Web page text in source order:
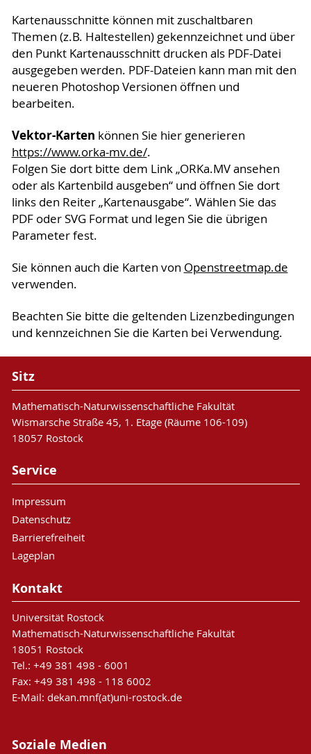
Kartenausschnitte können mit zuschaltbaren
Themen (z.B. Haltestellen) gekennzeichnet und über
den Punkt Kartenausschnitt drucken als PDF-Datei
ausgegeben werden. PDF-Dateien kann man mit den
neueren Photoshop Versionen öffnen und
bearbeiten.
Vektor-Karten können Sie hier generieren
https://www.orka-mv.de/.
Folgen Sie dort bitte dem Link „ORKa.MV ansehen
oder als Kartenbild ausgeben“ und öffnen Sie dort
links den Reiter „Kartenausgabe“. Wählen Sie das
PDF oder SVG Format und legen Sie die übrigen
Parameter fest.
Sie können auch die Karten von Openstreetmap.de
verwenden.
Beachten Sie bitte die geltenden Lizenzbedingungen
und kennzeichnen Sie die Karten bei Verwendung.
Sitz
Mathematisch-Naturwissenschaftliche Fakultät
Wismarsche Straße 45, 1. Etage (Räume 106-109)
18057 Rostock
Service
Impressum
Datenschutz
Barrierefreiheit
Lageplan
Kontakt
Universität Rostock
Mathematisch-Naturwissenschaftliche Fakultät
18051 Rostock
Tel.: +49 381 498 - 6001
Fax: +49 381 498 - 118 6002
E-Mail: dekan.mnf(at)uni-rostock.de
Soziale Medien